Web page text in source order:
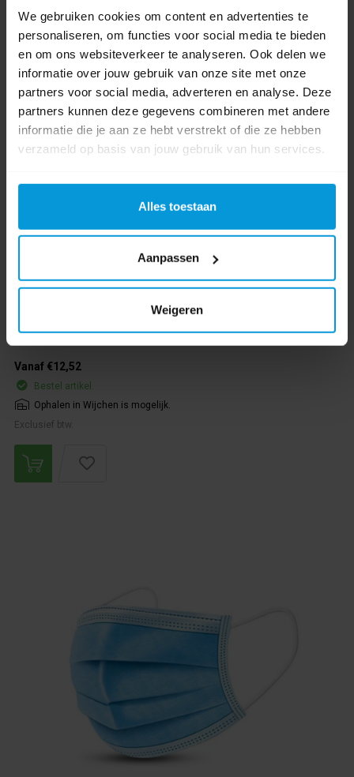
We gebruiken cookies om content en advertenties te
personaliseren, om functies voor social media te bieden
en om ons websiteverkeer te analyseren. Ook delen we
informatie over jouw gebruik van onze site met onze
partners voor social media, adverteren en analyse. Deze
partners kunnen deze gegevens combineren met andere
informatie die je aan ze hebt verstrekt of die ze hebben
verzameld op basis van jouw gebruik van hun services.
Alles toestaan
Aanpassen
Weigeren
Avodesch Mondmasker Chirurgisch 3lgs Zwart 50 stuks
Artikelnummer:33200204
Vanaf €12,52
Bestel artikel.
Ophalen in Wijchen is mogelijk.
Exclusief btw.